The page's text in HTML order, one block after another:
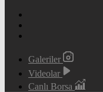
Galeriler
Videolar
Canlı Borsa